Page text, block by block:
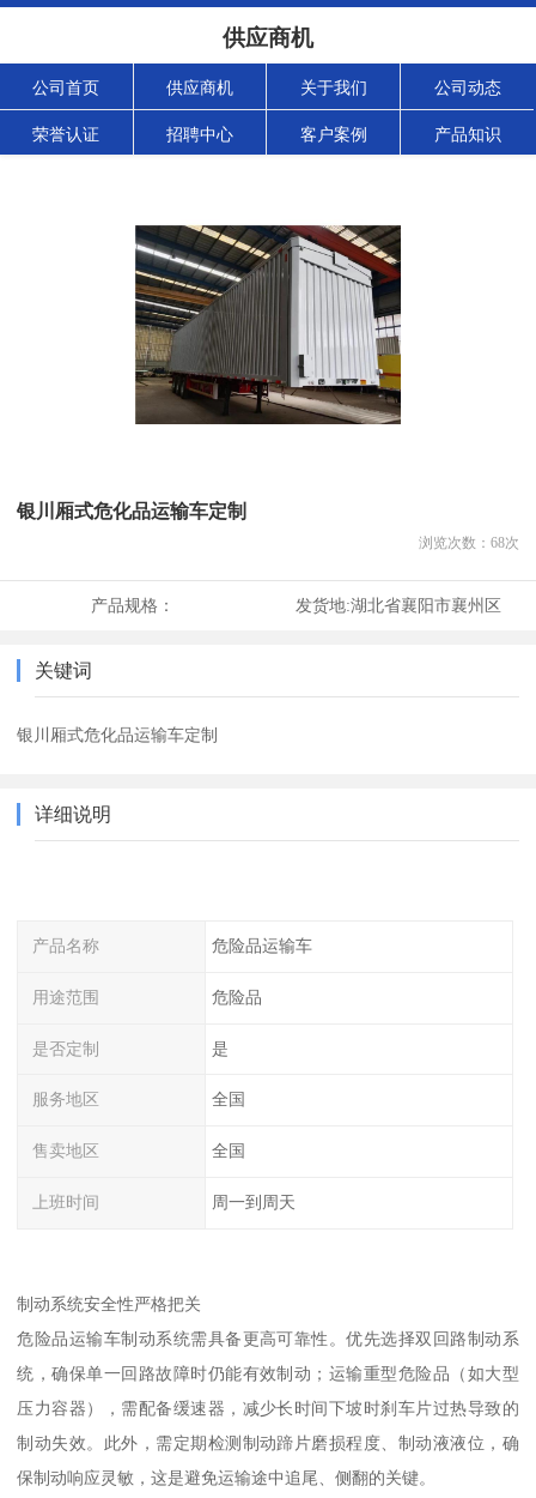
供应商机
公司首页 供应商机 关于我们 公司动态
荣誉认证 招聘中心 客户案例 产品知识
银川厢式危化品运输车定制
浏览次数： 68次
产品规格： 发货地:湖北省襄阳市襄州区
关键词
银川厢式危化品运输车定制
详细说明
产品名称 危险品运输车
用途范围 危险品
是否定制 是
服务地区 全国
售卖地区 全国
上班时间 周一到周天
制动系统安全性严格把关​
危险品运输车制动系统需具备更高可靠性。优先选择双回路制动系
统，确保单一回路故障时仍能有效制动；运输重型危险品（如大型
压力容器），需配备缓速器，减少长时间下坡时刹车片过热导致的
制动失效。此外，需定期检测制动蹄片磨损程度、制动液液位，确
保制动响应灵敏，这是避免运输途中追尾、侧翻的关键。​